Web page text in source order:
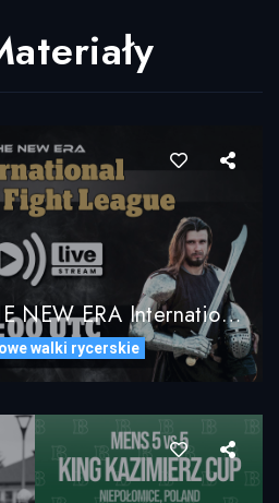
[NA ŻYWO] – THE NEW ERA International Knights Fight League Livestream
walki rycerskie